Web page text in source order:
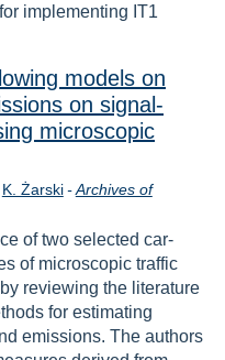
implementing IT1
models on
on signal-
microscopic
K. Żarski -Archives of
of two selected car-
of microscopic traffic
reviewing the literature
for estimating
emissions. The authors